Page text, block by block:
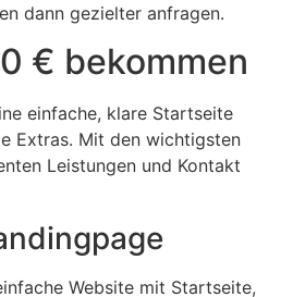
dann gezielter anfragen.
€ bekommen
einfache, klare Startseite
Extras. Mit den wichtigsten
Leistungen und Kontakt
Website mit Startseite,